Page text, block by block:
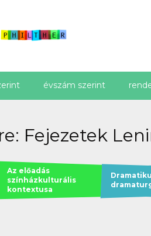
évszám szerint
Fejezetek
Az előadás
színházkulturális
kontextusa